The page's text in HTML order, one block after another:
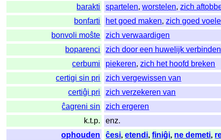
barakti
spartelen,worstelen,zich
bonfarti
het goed maken,zich goed
bonvoli moŝte
zich verwaardigen
boparenci
zich door een huwelijk verbinden
cerbumi
piekeren,zich het hoofd breken
certigi sin pri
zich vergewissen van
certiĝi pri
zich verzekeren van
ĉagreni sin
zich ergeren
k.t.p.
enz.
ophouden
ĉesi,etendi,finiĝi, ne demeti,